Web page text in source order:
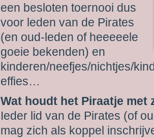
een besloten toernooi dus
voor leden van de Pirates
(en oud-leden of heeeeele
goeie bekenden) en
kinderen/neefjes/nichtjes/
effies…
Wat houdt het Piraatje met
Ieder lid van de Pirates (of
mag zich als koppel